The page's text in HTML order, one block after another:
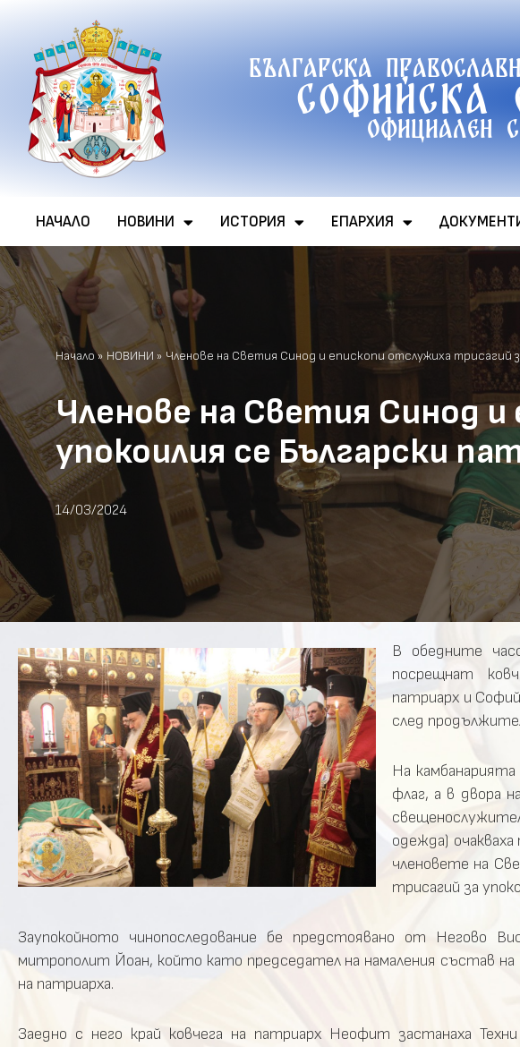
Продължете
към
съдържанието
Българска
Софийска
Официален
НАЧАЛО НОВИНИ ИСТОРИЯ ЕПАРХИЯ
Начало» НОВИНИ » Членове на Светия Синод и епископи отслужиха трисагий
Членове на Светия Синод
упокоилия се Български
14/03/2024
В обедните
посрещнат
патриарх и
след
На
флаг, а в двора
одежда)
членовете на
трисагий за
Заупокойното чинопоследование бе предстоявано от Негово
митрополит Йоан, който като председател на намаления състав
на патриарха.
Заедно с него край ковчега на патриарх Неофит застанаха